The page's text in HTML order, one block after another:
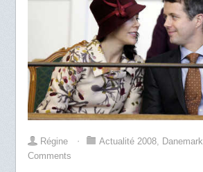
Régine ⋅ Actualité 2008, Danemark
Comments